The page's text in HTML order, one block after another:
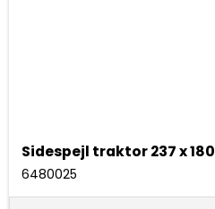
Sidespejl traktor 237 x 180
6480025